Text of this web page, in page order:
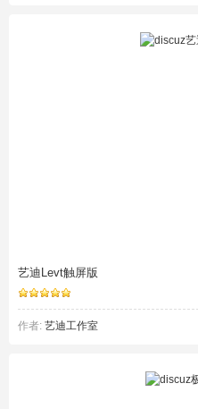
艺迪Levt触屏版
作者: 艺迪工作室